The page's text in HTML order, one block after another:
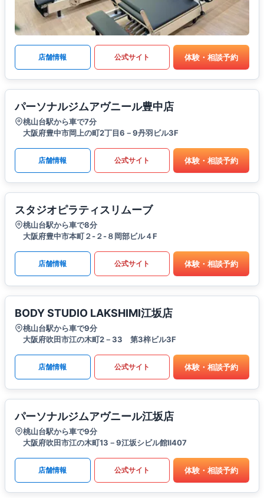
店舗情報 公式サイト 体験・相談予約
パーソナルジムアヴニール豊中店
桃山台駅から車で7分
大阪府豊中市岡上の町2丁目6－9丹羽ビル3F
店舗情報 公式サイト 体験・相談予約
スタジオピラティスリムーブ
桃山台駅から車で8分
大阪府豊中市本町２-２-８岡部ビル４F
店舗情報 公式サイト 体験・相談予約
BODY STUDIO LAKSHIMI江坂店
桃山台駅から車で9分
大阪府吹田市江の木町2－33 第3梓ビル3F
店舗情報 公式サイト 体験・相談予約
パーソナルジムアヴニール江坂店
桃山台駅から車で9分
大阪府吹田市江の木町13－9江坂シビル館Ⅱ407
店舗情報 公式サイト 体験・相談予約